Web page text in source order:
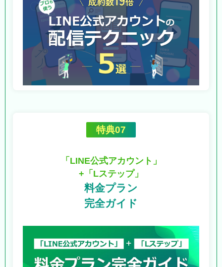
特典07
「LINE公式アカウント」
+「Lステップ」
料金プラン
完全ガイド